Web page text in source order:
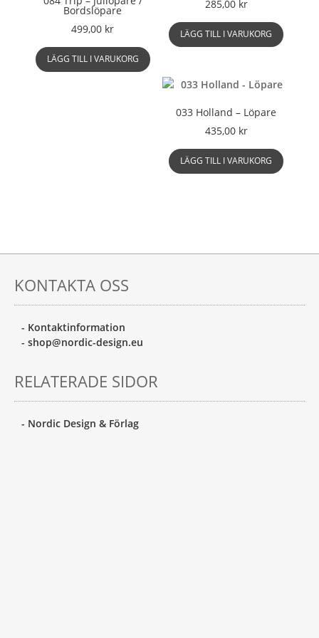
kan
väljas
285,00 kr
LÄGG TILL I VARUKORG
Bordslöpare
499,00 kr
LÄGG TILL I VARUKORG
033 Holland – Löpare
435,00 kr
LÄGG TILL I VARUKORG
KONTAKTA OSS
- Kontaktinformation
- shop@nordic-design.eu
RELATERADE SIDOR
- Nordic Design & Förlag